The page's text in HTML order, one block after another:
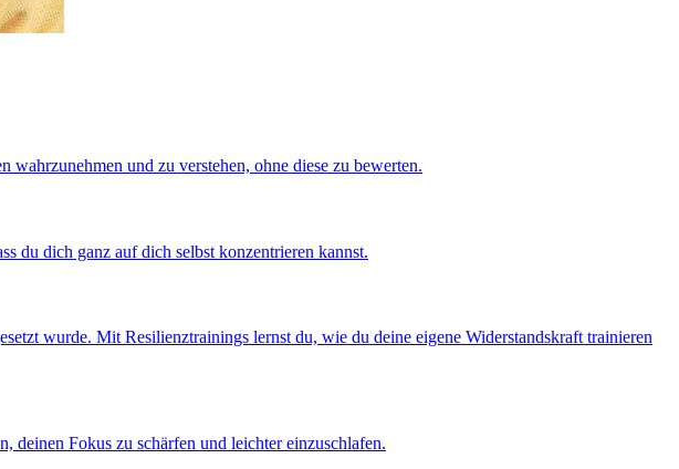
und zu verstehen, ohne diese zu bewerten.
du dich ganz auf dich selbst konzentrieren kannst.
wurde. Mit Resilienztrainings lernst du, wie du deine eigene Widerstandskraft trainieren
deinen Fokus zu schärfen und leichter einzuschlafen.